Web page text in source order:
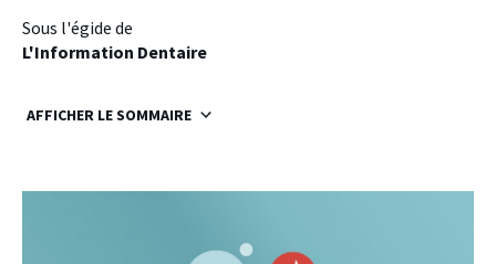
Sous l'égide de
L'Information Dentaire
AFFICHER LE SOMMAIRE